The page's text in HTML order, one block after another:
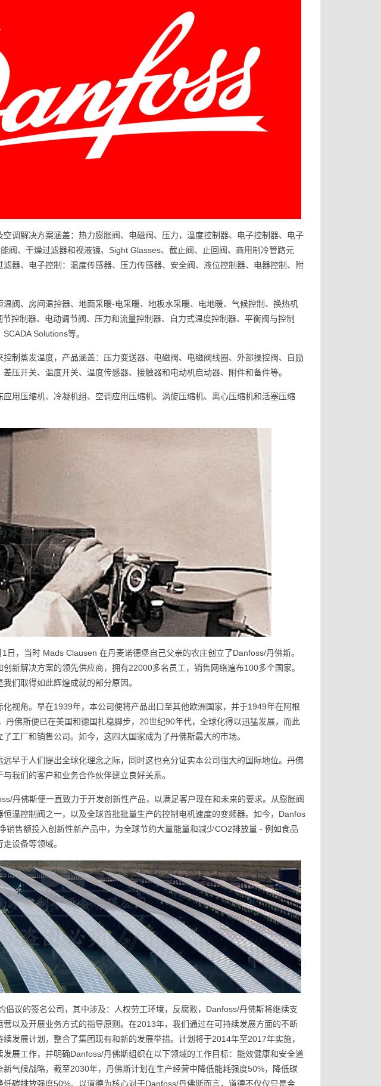
调解决方案涵盖：热力膨胀阀、电磁阀、压力，温度控制器、电子控制器、电子
阀、干燥过滤器和视液镜、Sight Glasses、截止阀、止回阀、商用制冷管路元
器、电子控制：温度传感器、压力传感器、安全阀、液位控制器、电器控制、附
阀、房间温控器、地面采暖-电采暖、地板水采暖、电地暖、气候控制、换热机
控制器、电动调节阀、压力和流量控制器、自力式温度控制器、平衡阀与控制
Solutions等。
制蒸发温度，产品涵盖：压力变送器、电磁阀、电磁阀线圈、外部操控阀、自励
压开关、温度开关、温度传感器、接触器和电动机启动器、附件和备件等。
用压缩机、冷凝机组、空调应用压缩机、涡旋压缩机、离心压缩机和活塞压缩
日，当时 Mads Clausen 在丹麦诺德堡自己父亲的农庄创立了Danfoss/丹佛斯。
新解决方案的领先供应商，拥有22000多名员工，销售网络遍布100多个国家。
们取得如此辉煌成就的部分原因。
视角。早在1939年，本公司便将产品出口至其他欧洲国家，并于1949年在阿根
佛斯便已在美国和德国扎稳脚步，20世纪90年代，全球化得以迅猛发展，而此
工厂和销售公司。如今，这四大国家成为了丹佛斯最大的市场。
早于人们提出全球化理念之际，同时这也充分证实本公司强大的国际地位。丹佛
我们的客户和业务合作伙伴建立良好关系。
丹佛斯便一直致力于开发创新性产品，以满足客户现在和未来的要求。从膨胀阀
温控制阀之一，以及全球首批批量生产的控制电机速度的变频器。如今，Danfos
销售额投入创新性新产品中，为全球节约大量能量和减少CO2排放量 - 例如食品
设备等领域。
倡议的签名公司，其中涉及：人权劳工环境，反腐败，Danfoss/丹佛斯将继续支
以及开展业务方式的指导原则。在2013年，我们通过在可持续发展方面的不断
发展计划，整合了集团现有和新的发展举措。计划将于2014年至2017年实施，
展工作，并明确Danfoss/丹佛斯组织在以下领域的工作目标：能效健康和安全道
气候战略，截至2030年，丹佛斯计划在生产经营中降低能耗强度50%，降低碳
碳排放强度50%。以道德为核心对于Danfoss/丹佛斯而言，道德不仅仅只是金